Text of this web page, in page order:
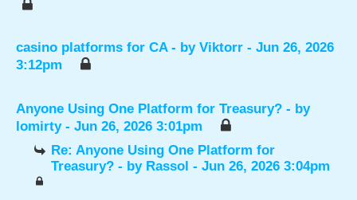
casino platforms for CA - by Viktorr - Jun 26, 2026
3:12pm
Anyone Using One Platform for Treasury? - by
lomirty- Jun 26, 2026 3:01pm
Re: Anyone Using One Platform for
Treasury? - by Rassol - Jun 26, 2026 3:04pm